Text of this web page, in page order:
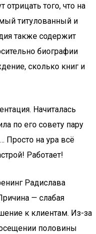
того, что на
титулованный и
также содержит
биографии
сколько книг и
Начиталась
по его совету пару
Просто на ура всё
Работает!
Радислава
— слабая
к клиентам. Из-за
половины